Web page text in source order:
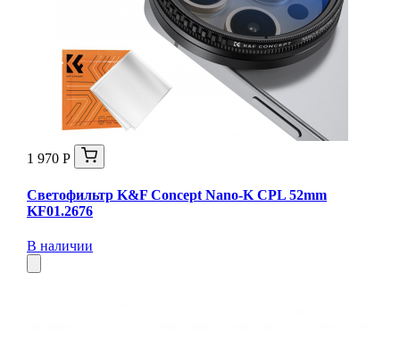
1 970 Р
Светофильтр K&F Concept Nano-K CPL 52mm
KF01.2676
В наличии